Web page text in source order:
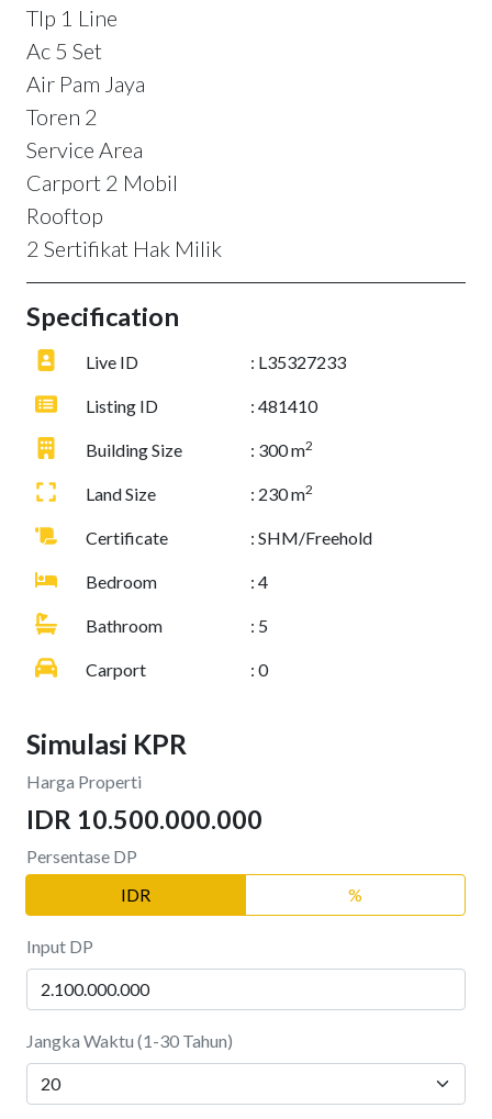
Tlp 1 Line
Ac 5 Set
Air Pam Jaya
Toren 2
Service Area
Carport 2 Mobil
Rooftop
2 Sertifikat Hak Milik
Specification
Live ID : L35327233
Listing ID : 481410
Building Size : 300 m2
Land Size : 230 m2
Certificate : SHM/Freehold
Bedroom : 4
Bathroom : 5
Carport : 0
Simulasi KPR
Harga Properti
IDR 10.500.000.000
Persentase DP
IDR
%
Input DP
Jangka Waktu (1-30 Tahun)